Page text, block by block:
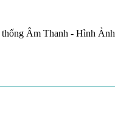
thống Âm Thanh - Hình